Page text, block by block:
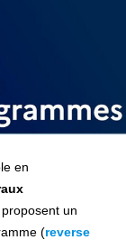
en
un
(reverse